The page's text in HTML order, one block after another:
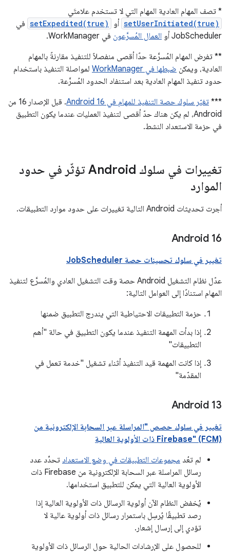
* تصف المهام العادية المهام التي لا تستخدم علامتَي
setUserInitiated(true) أو setExpedited(true) في
JobScheduler أو
العمال المُسرَّعون في WorkManager.
** تفرض المهام المُسرَّعة حدًا أقصى منفصلاً للتنفيذ مقارنةً بالمهام
العادية، ويمكن ضبطها في WorkManager
لمواصلة التنفيذ باستخدام
حدود تنفيذ المهام العادية بعد استنفاد الحدود المُسرَّعة.
*** تغيّر سلوك حصة التنفيذ للمهام في Android 16
. قبل الإصدار 16 من
Android، لم يكن هناك حدّ أقصى لتنفيذ العمليات عندما يكون التطبيق
في حزمة الاستعداد النشط.
تغييرات في سلوك Android تؤثّر في حدود
الموارد
أجرت تحديثات Android التالية تغييرات على حدود موارد التطبيقات.
Android 16
تغيير في سلوك تحسينات حصة JobScheduler
عدّل نظام التشغيل Android حصة وقت التشغيل العادي والمُسرَّع لتنفيذ
المهام استنادًا إلى العوامل التالية:
حزمة التطبيقات الاحتياطية التي يندرج التطبيق ضمنها
إذا بدأت المهمة التنفيذ عندما يكون التطبيق في حالة "أهم
التطبيقات"
إذا كانت المهمة قيد التنفيذ أثناء تشغيل "خدمة تعمل في
المقدّمة"
Android 13
تغيير في سلوك حصص "المراسلة عبر السحابة الإلكترونية من
Firebase" (FCM) ذات الأولوية العالية
لم تعُد مجموعات التطبيقات في وضع الاستعداد تحدِّد عدد
رسائل المراسلة عبر السحابة الإلكترونية من Firebase ذات
الأولوية العالية التي يمكن للتطبيق استخدامها.
يُخفض النظام الآن أولوية الرسائل ذات الأولوية العالية إذا
رصد تطبيقًا يُرسِل باستمرار رسائل ذات أولوية عالية لا
تؤدي إلى إرسال إشعار.
للحصول على الإرشادات الحالية حول الرسائل ذات الأولوية